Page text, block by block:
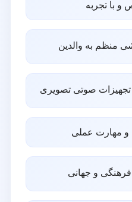
و با تجربه
منظم به والدین
و تجهیزات صوتی تصویری
و مهارت عملی
و جهانی